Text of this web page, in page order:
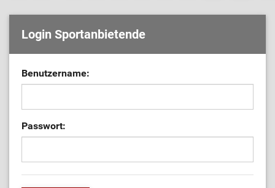
Login Sportanbietende
Benutzername:
Passwort: